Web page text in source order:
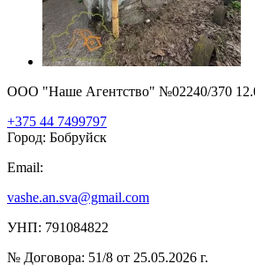
ООО "Наше Агентство" №02240/370
+375 44 7499797
Город: Бобруйск
Email:
vashe.an.sva@gmail.com
УНП: 791084822
№ Договора: 51/8 от 25.05.2026 г.